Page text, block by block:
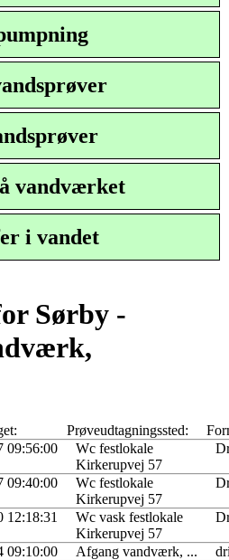
vandværket
i vandet
Sørby -
Prøveudtagningssted:
09:56:00
Wc festlokale
Kirkerupvej 57
09:40:00
Wc festlokale
Kirkerupvej 57
12:18:31
Wc vask festlokale
Kirkerupvej 57
09:10:00 Afgang vandværk, ...